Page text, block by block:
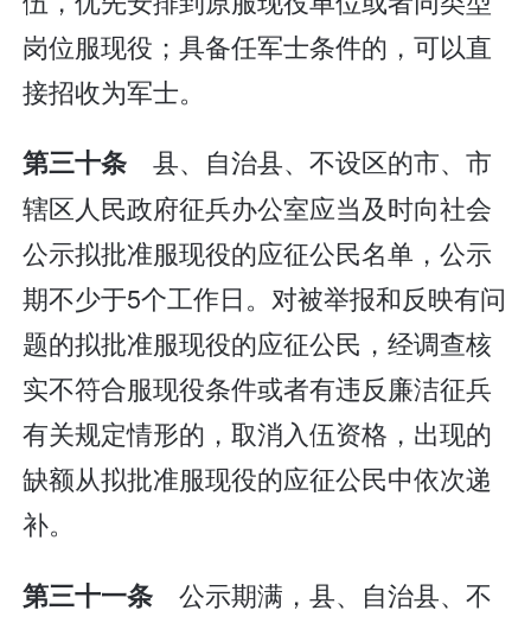
岗位服现役；具备任军士条件的，可以直
接招收为军士。
第三十条 县、自治县、不设区的市、市
辖区人民政府征兵办公室应当及时向社会
公示拟批准服现役的应征公民名单，公示
期不少于5个工作日。对被举报和反映有问
题的拟批准服现役的应征公民，经调查核
实不符合服现役条件或者有违反廉洁征兵
有关规定情形的，取消入伍资格，出现的
缺额从拟批准服现役的应征公民中依次递
补。
第三十一条 公示期满，县、自治县、不